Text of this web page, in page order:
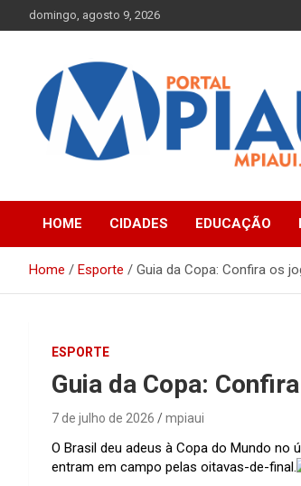
to
domingo, agosto 9, 2026
Portal MPiauí
Parnaíba
HOME
CIDADES EDUCAÇÃO
Home Esporte Guia da Copa: Confira os
ESPORTE
Guia da Copa:
7 de julho de 2026 mpiaui
O Brasil deu adeus à Copa do Mundo no
entram em campo pelas oitavas-de-final.